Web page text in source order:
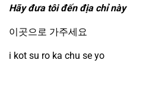
Hãy đưa tôi đến địa chỉ này
이곳으로 가주세요
i kot su ro ka chu se yo